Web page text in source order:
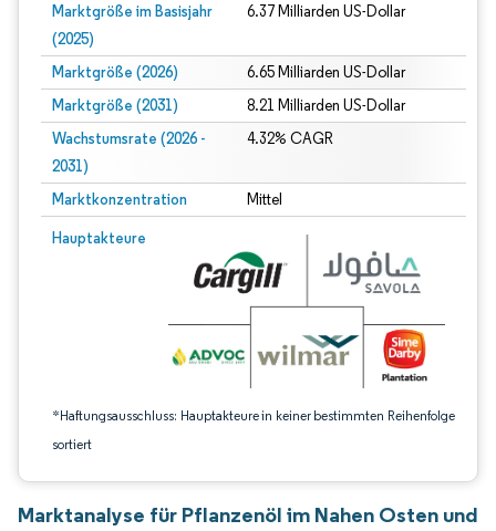
Marktgröße im Basisjahr
(2025)
6.37 Milliarden US-Dollar
Marktgröße (2026) 6.65 Milliarden US-Dollar
Marktgröße (2031) 8.21 Milliarden US-Dollar
Wachstumsrate (2026 -
2031)
4.32% CAGR
Marktkonzentration Mittel
Hauptakteure
*Haftungsausschluss: Hauptakteure in keiner bestimmten Reihenfolge
sortiert
Bild © Mordor Intelligence. Wiederverwendung erfordert Namensnennung
Marktanalyse für Pflanzenöl im Nahen Osten und